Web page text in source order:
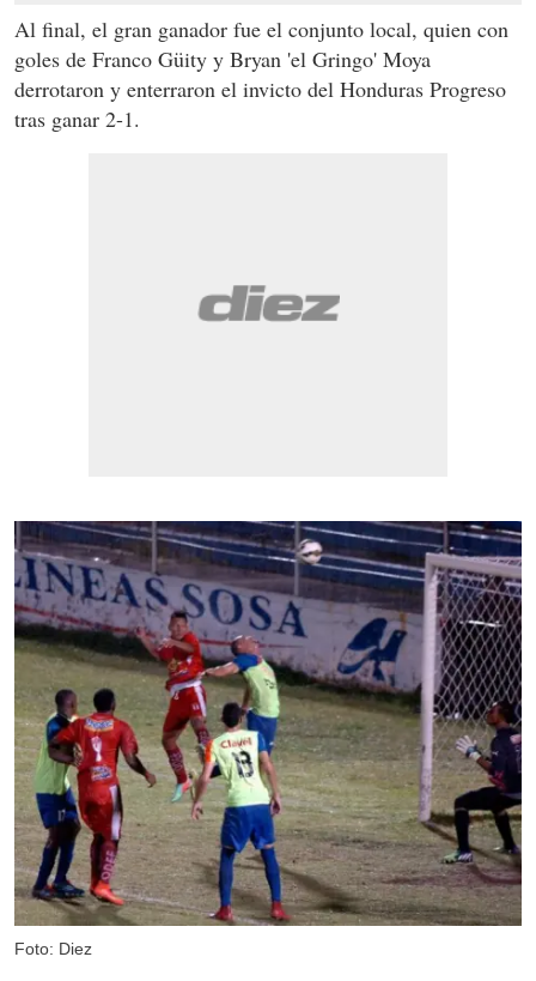
Al final, el gran ganador fue el conjunto local, quien con
goles de Franco Güity y Bryan 'el Gringo' Moya
derrotaron y enterraron el invicto del Honduras Progreso
tras ganar 2-1.
Foto: Diez